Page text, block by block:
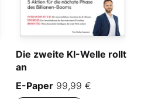
Die zweite KI-Welle rollt
an
E-Paper 99,99 €